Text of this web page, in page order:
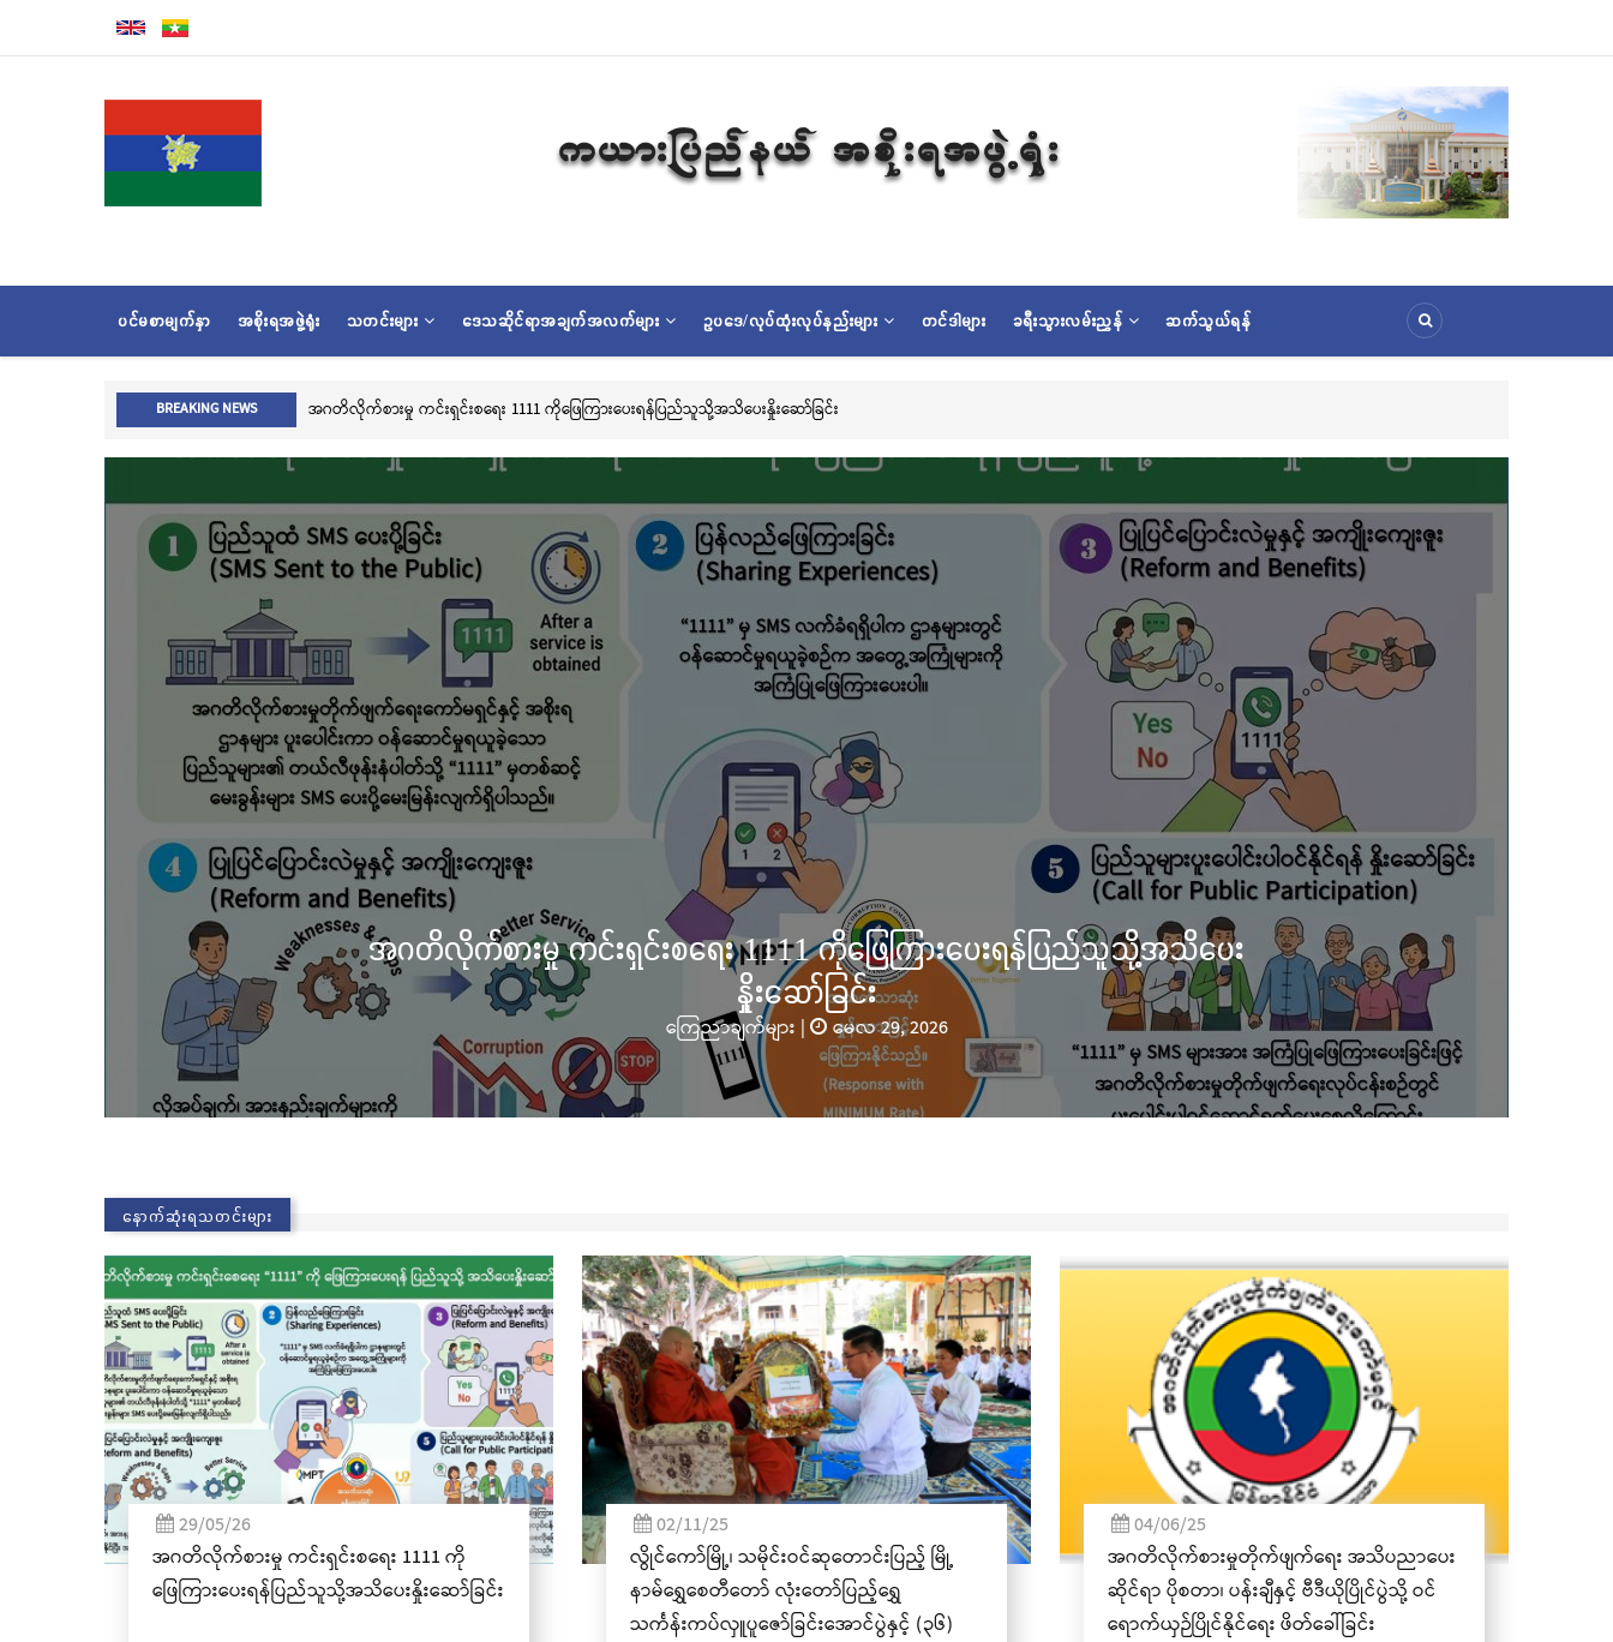
MAIN
NAVIGATION
ပင်မစာမျက်နှာ အစိုးရအဖွဲ့ရုံး သတင်းများ ဒေသဆိုင်ရာအချက်အလက်များ ဥပဒေ/လုပ်ထုံးလုပ်နည်းများ တင်ဒါများ ခရီးသွားလမ်းညွှန် ဆက်သွယ်ရန်
BREAKING NEWS လွိုင်ကော်မြို့၊ သမိုင်းဝင်ဆုတောင်းပြည့် မြို့နာမ်ရွှေစေတီတော် လုံးတော်ပြည့်ရွှေသင်္ကန်းကပ်လှူပူဇော်ခြင်းအောင်ပွဲနှင့် (၃၆) ကြိမ်မြောက် စုပေါင်းမဟာဘုံကထိန် အလှူတော်မင်္ဂလာအခမ်းအနား ကျင်းပ
လွိုင်ကော်မြို့၊ သမိုင်းဝင်ဆုတောင်းပြည့် မြို့နာမ်ရွှေစေတီတော် လုံးတော်ပြည့်ရွှေ
သင်္ကန်းကပ်လှူပူဇော်ခြင်းအောင်ပွဲနှင့် (၃၆) ကြိမ်မြောက် စုပေါင်းမဟာဘုံကထိန်
အလှူတော်မင်္ဂလာအခမ်းအနား ကျင်းပ
သတင်းများ|
နိုဝင်ဘာလ 02, 2025
ကယားပြည်နယ်၊ လွိုင်ကော်မြို့ ကျက်သရေဆောင် သမိုင်းဝင်ဆုတောင်းပြည့် မြို့နာမ် ရွှေစေတီ
တော် လုံးတော်ပြည့် ရွှေသင်္ကန်းကပ်လှူပူဇော်ခြင်းအောင်ပွဲနှင့် ပြည်နယ်အစိုးရအဖွဲ့က ကြီးမှူး၍
(၃၆)ကြိမ်မြောက် စုပေါ
နောက်ဆုံးရသတင်းများ
02/11/25
လွိုင်ကော်မြို့၊ သမိုင်းဝင်ဆုတောင်းပြည့် မြို့
နာမ်ရွှေစေတီတော် လုံးတော်ပြည့်ရွှေ
04/06/25
အဂတိလိုက်စားမှုတိုက်ဖျက်ရေး အသိပညာပေး
ဆိုင်ရာ ပိုစတာ၊ ပန်းချီနှင့် ဗီဒီယိုပြိုင်ပွဲသို့ ဝင်
ရောက်ယှဉ်ပြိုင်နိုင်ရေး ဖိတ်ခေါ်ခြင်း
ဦးစီးဌာန၏ (၃၅)ကြိမ်မြောက် နှစ်ပတ်လည်နေ့
အထိမ်းအမှတ် အခမ်းအနား လွိုင်ကော်
မြို့၌ကျင်းပ